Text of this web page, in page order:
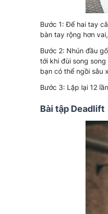
Bước 1: Để hai tay
bàn tay rộng hơn
Bước 2: Nhún đầu
tới khi đùi song
bạn có thể ngồi sâu
Bước 3: Lặp lại 12
Bài tập Deadlift